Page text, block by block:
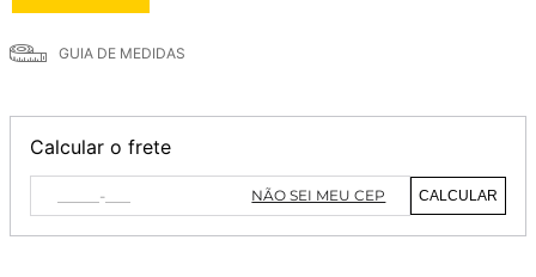
GUIA DE MEDIDAS
Calcular o frete
NÃO SEI MEU CEP CALCULAR